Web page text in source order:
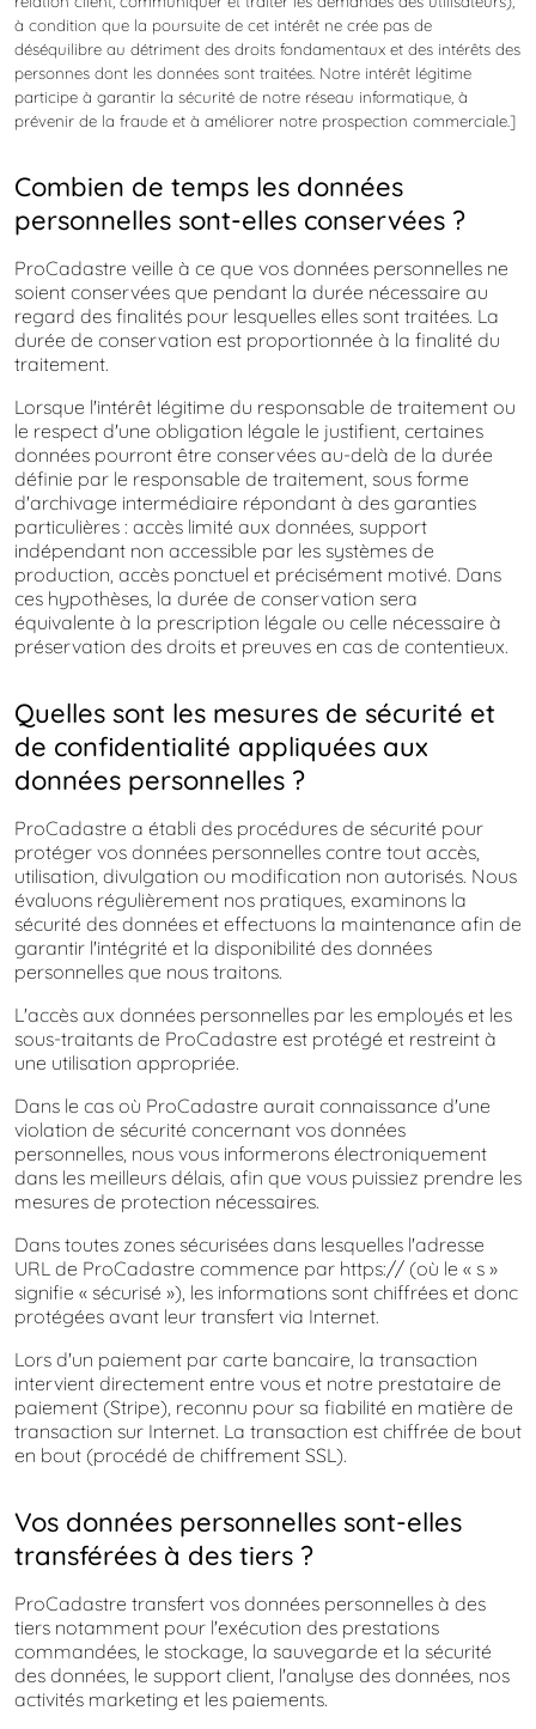
à condition que la poursuite de cet intérêt ne crée pas de
déséquilibre au détriment des droits fondamentaux et des intérêts des
personnes dont les données sont traitées. Notre intérêt légitime
participe à garantir la sécurité de notre réseau informatique, à
prévenir de la fraude et à améliorer notre prospection commerciale.]
Combien de temps les données
personnelles sont-elles conservées ?
ProCadastre veille à ce que vos données personnelles ne
soient conservées que pendant la durée nécessaire au
regard des finalités pour lesquelles elles sont traitées. La
durée de conservation est proportionnée à la finalité du
traitement.
Lorsque l'intérêt légitime du responsable de traitement ou
le respect d'une obligation légale le justifient, certaines
données pourront être conservées au-delà de la durée
définie par le responsable de traitement, sous forme
d'archivage intermédiaire répondant à des garanties
particulières : accès limité aux données, support
indépendant non accessible par les systèmes de
production, accès ponctuel et précisément motivé. Dans
ces hypothèses, la durée de conservation sera
équivalente à la prescription légale ou celle nécessaire à
préservation des droits et preuves en cas de contentieux.
Quelles sont les mesures de sécurité et
de confidentialité appliquées aux
données personnelles ?
ProCadastre a établi des procédures de sécurité pour
protéger vos données personnelles contre tout accès,
utilisation, divulgation ou modification non autorisés. Nous
évaluons régulièrement nos pratiques, examinons la
sécurité des données et effectuons la maintenance afin de
garantir l'intégrité et la disponibilité des données
personnelles que nous traitons.
L'accès aux données personnelles par les employés et les
sous-traitants de ProCadastre est protégé et restreint à
une utilisation appropriée.
Dans le cas où ProCadastre aurait connaissance d'une
violation de sécurité concernant vos données
personnelles, nous vous informerons électroniquement
dans les meilleurs délais, afin que vous puissiez prendre les
mesures de protection nécessaires.
Dans toutes zones sécurisées dans lesquelles l'adresse
URL de ProCadastre commence par https:// (où le « s »
signifie « sécurisé »), les informations sont chiffrées et donc
protégées avant leur transfert via Internet.
Lors d'un paiement par carte bancaire, la transaction
intervient directement entre vous et notre prestataire de
paiement (Stripe), reconnu pour sa fiabilité en matière de
transaction sur Internet. La transaction est chiffrée de bout
en bout (procédé de chiffrement SSL).
Vos données personnelles sont-elles
transférées à des tiers ?
ProCadastre transfert vos données personnelles à des
tiers notamment pour l'exécution des prestations
commandées, le stockage, la sauvegarde et la sécurité
des données, le support client, l'analyse des données, nos
activités marketing et les paiements.